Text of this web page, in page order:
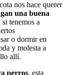
nos hace querer
una buena
tenemos a
o dormir en
y molesta a
allí.
perros, esta